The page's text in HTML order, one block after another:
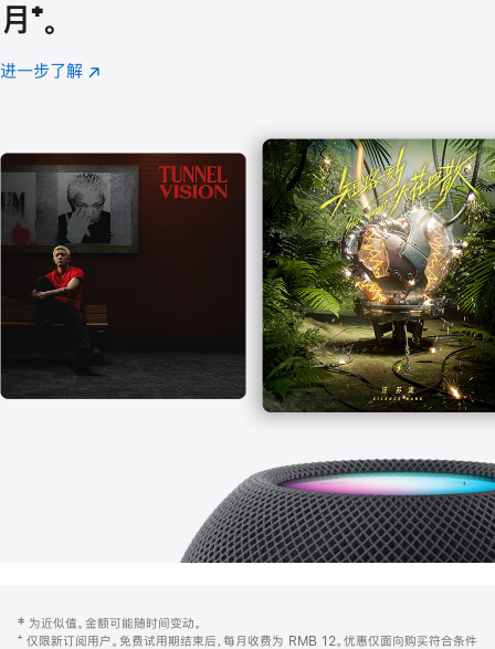
月 脚
注
⁺。
进一步了解 Apple
(在
口
中
打
开)
页
注
‡ 为近似值。金额可能随时间变动。
⁺ 仅限新订阅用户。免费试用期结束后，每月收费为 RMB 12。优惠仅面向购买符合条件